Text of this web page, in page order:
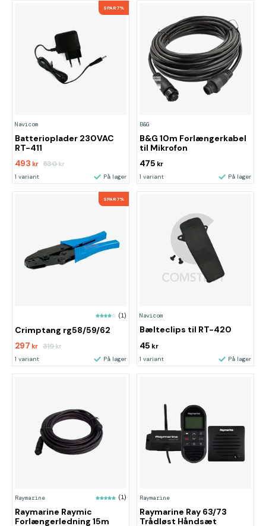
SPAR 7%
Navicom
Batterioplader 230VAC
RT-411
493 kr 530kr
1 variant På lager
B&G
B&G 10m Forlængerkabel
til Mikrofon
475 kr
1 variant På lager
SPAR 7%
(1)
Crimptang rg58/59/62
297 kr 319kr
1 variant På lager
Navicom
Bælteclips til RT-420
45 kr
1 variant På lager
Raymarine (1)
Raymarine Raymic
Forlængerledning 15m
Raymarine
Raymarine Ray 63/73
Trådløst Håndsæt